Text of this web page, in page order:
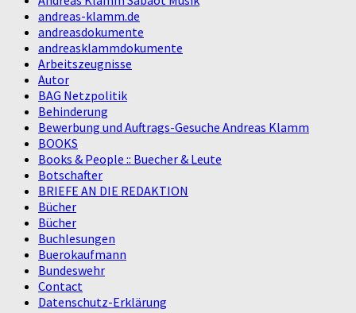
andreas-klamm.de
andreasdokumente
andreasklammdokumente
Arbeitszeugnisse
Autor
BAG Netzpolitik
Behinderung
Bewerbung und Auftrags-Gesuche Andreas Klamm
BOOKS
Books & People :: Buecher & Leute
Botschafter
BRIEFE AN DIE REDAKTION
Bücher
Bücher
Buchlesungen
Buerokaufmann
Bundeswehr
Contact
Datenschutz-Erklärung